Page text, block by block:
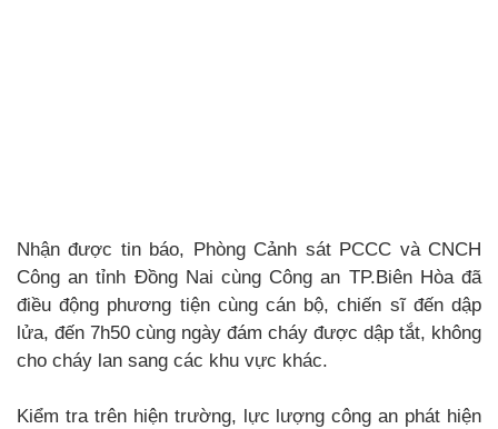
Nhận được tin báo, Phòng Cảnh sát PCCC và CNCH
Công an tỉnh Đồng Nai cùng Công an TP.Biên Hòa đã
điều động phương tiện cùng cán bộ, chiến sĩ đến dập
lửa, đến 7h50 cùng ngày đám cháy được dập tắt, không
cho cháy lan sang các khu vực khác.
Kiểm tra trên hiện trường, lực lượng công an phát hiện